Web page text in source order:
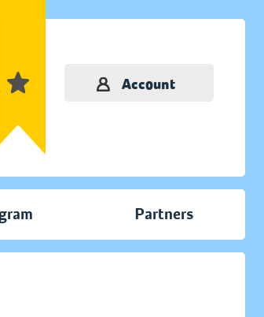
Account
Partners